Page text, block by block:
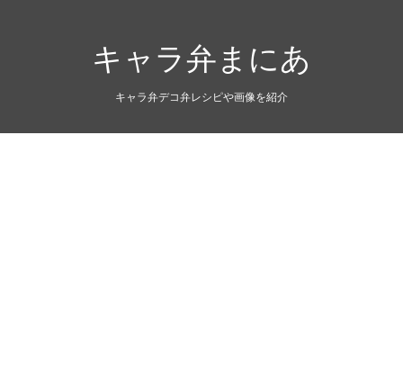
キャラ弁まにあ
キャラ弁デコ弁レシピや画像を紹介